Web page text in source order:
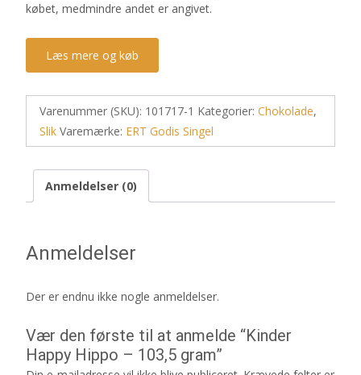
købet, medmindre andet er angivet.
Læs mere og køb
Varenummer (SKU): 101717-1 Kategorier: Chokolade,
Slik Varemærke: ERT Godis Singel
Anmeldelser (0)
Anmeldelser
Der er endnu ikke nogle anmeldelser.
Vær den første til at anmelde “Kinder
Happy Hippo – 103,5 gram”